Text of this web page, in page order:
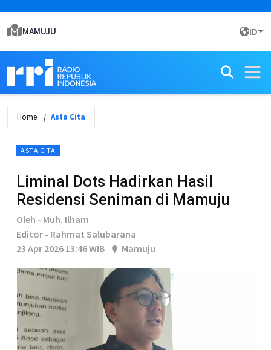
MAMUJU ID
Home Asta Cita
ASTA CITA
Liminal Dots Hadirkan Hasil
Residensi Seniman di Mamuju
Oleh - Muh. Ilham
Editor - Rahmat Salubarana
23 Apr 2026 13:46 WIB
Mamuju